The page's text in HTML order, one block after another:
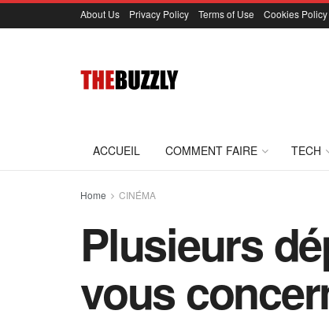
About Us Privacy Policy Terms of Use Cookies Policy
ACCUEIL COMMENT FAIRE TECH
Home CINÉMA
Plusieurs
vous